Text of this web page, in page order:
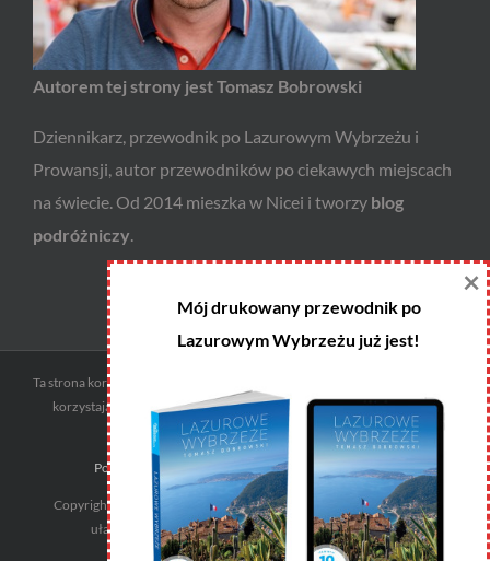
Autorem tej strony jest Tomasz Bobrowski
Dziennikarz, przewodnik po Lazurowym Wybrzeżu i
Prowansji, autor przewodników po ciekawych miejscach
na świecie. Od 2014 mieszka w Nicei i tworzy blog
podróżniczy.
Ta strona korzysta z ciasteczek i programów afiliacyjnych. Godzisz się na to
korzystając z niej. W każdej chwili możesz zmienić ustawienia swojej
przeglądarki.
Polityka prywatności Regulamin zakupów i zwrotów
Copyright 2014 - 2026 LazurowyPrzewodnik.pl -
Blog podróżniczy
ułatwiający zwiedzanie | Wszystkie prawa zastrzeżone
Mój drukowany przewodnik po
Lazurowym Wybrzeżu już jest!
×